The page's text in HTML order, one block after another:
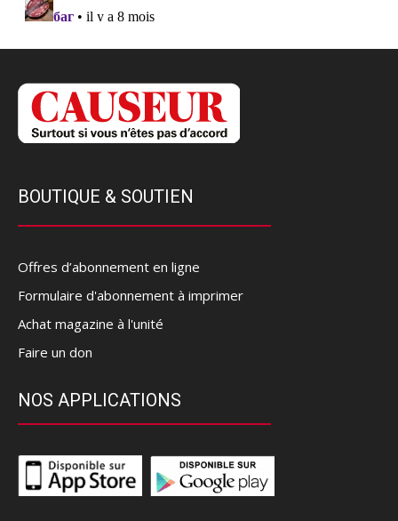
BOUTIQUE & SOUTIEN
Offres d’abonnement en ligne
Formulaire d'abonnement à imprimer
Achat magazine à l'unité
Faire un don
NOS APPLICATIONS